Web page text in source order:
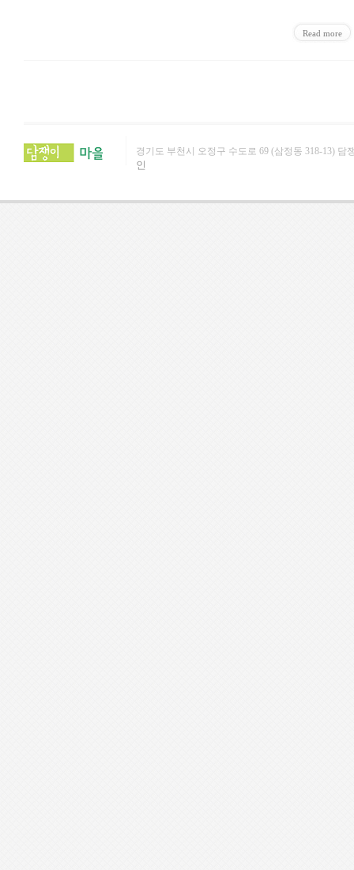
Read more
경기도 부천시 오정구 수도로 69 (삼정동 318-13) 담
인